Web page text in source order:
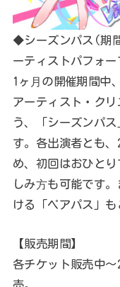
◆シーズンパス(期
ーティストパフォ
1ヶ⽉の開催期間中
アーティスト・ク
う、「シーズンパ
す。各出演者とも
め、初回はおひと
しみ⽅も可能です
ける「ペアパス」も
【販売期間】
各チケット販売中